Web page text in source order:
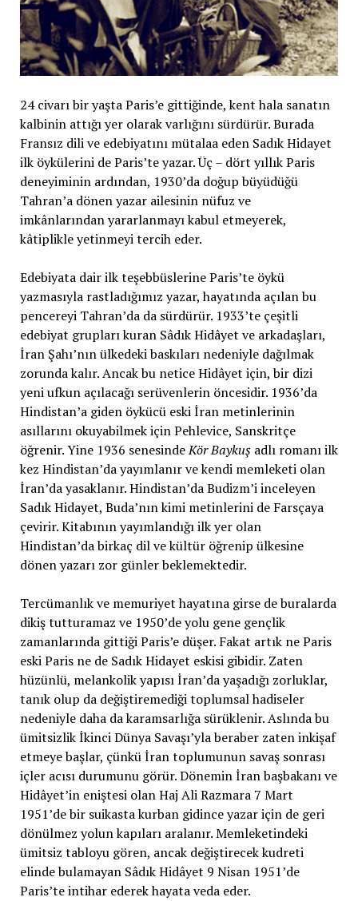
24 civarı bir yaşta Paris’e gittiğinde, kent hala sanatın
kalbinin attığı yer olarak varlığını sürdürür. Burada
Fransız dili ve edebiyatını mütalaa eden Sadık Hidayet
ilk öykülerini de Paris’te yazar. Üç – dört yıllık Paris
deneyiminin ardından, 1930’da doğup büyüdüğü
Tahran’a dönen yazar ailesinin nüfuz ve
imkânlarından yararlanmayı kabul etmeyerek,
kâtiplikle yetinmeyi tercih eder.
Edebiyata dair ilk teşebbüslerine Paris’te öykü
yazmasıyla rastladığımız yazar, hayatında açılan bu
pencereyi Tahran’da da sürdürür. 1933’te çeşitli
edebiyat grupları kuran Sâdık Hidâyet ve arkadaşları,
İran Şahı’nın ülkedeki baskıları nedeniyle dağılmak
zorunda kalır. Ancak bu netice Hidâyet için, bir dizi
yeni ufkun açılacağı serüvenlerin öncesidir. 1936’da
Hindistan’a giden öykücü eski İran metinlerinin
asıllarını okuyabilmek için Pehlevice, Sanskritçe
öğrenir. Yine 1936 senesindeKör Baykuşadlı romanı ilk
kez Hindistan’da yayımlanır ve kendi memleketi olan
İran’da yasaklanır. Hindistan’da Budizm’i inceleyen
Sadık Hidayet, Buda’nın kimi metinlerini de Farsçaya
çevirir. Kitabının yayımlandığı ilk yer olan
Hindistan’da birkaç dil ve kültür öğrenip ülkesine
dönen yazarı zor günler beklemektedir.
Tercümanlık ve memuriyet hayatına girse de buralarda
dikiş tutturamaz ve 1950’de yolu gene gençlik
zamanlarında gittiği Paris’e düşer. Fakat artık ne Paris
eski Paris ne de Sadık Hidayet eskisi gibidir. Zaten
hüzünlü, melankolik yapısı İran’da yaşadığı zorluklar,
tanık olup da değiştiremediği toplumsal hadiseler
nedeniyle daha da karamsarlığa sürüklenir. Aslında bu
ümitsizlik İkinci Dünya Savaşı’yla beraber zaten inkişaf
etmeye başlar, çünkü İran toplumunun savaş sonrası
içler acısı durumunu görür. Dönemin İran başbakanı ve
Hidâyet’in eniştesi olan Haj Ali Razmara 7 Mart
1951’de bir suikasta kurban gidince yazar için de geri
dönülmez yolun kapıları aralanır. Memleketindeki
ümitsiz tabloyu gören, ancak değiştirecek kudreti
elinde bulamayan Sâdık Hidâyet 9 Nisan 1951’de
Paris’te intihar ederek hayata veda eder.